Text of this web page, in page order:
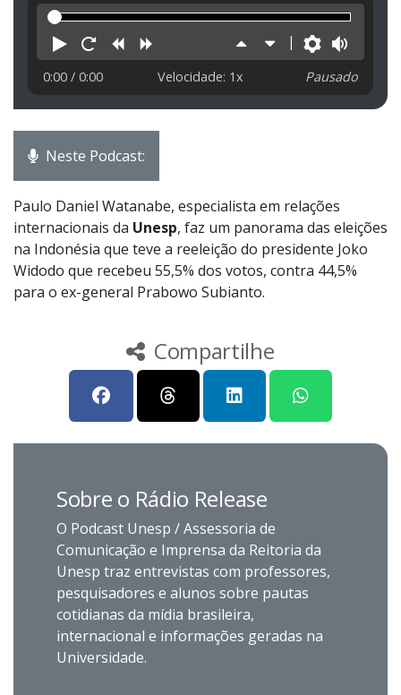
Reproduzir
ReiniciarRetroceder
Aumentar
velocidade
Diminuir
velocidade
0:00 / 0:00 Velocidade: 1x Pausado
Neste Podcast:
Paulo Daniel Watanabe, especialista em relações
internacionais da Unesp, faz um panorama das eleições
na Indonésia que teve a reeleição do presidente Joko
Widodo que recebeu 55,5% dos votos, contra 44,5%
para o ex-general Prabowo Subianto.
Compartilhe
Sobre o Rádio Release
O Podcast Unesp / Assessoria de
Comunicação e Imprensa da Reitoria da
Unesp traz entrevistas com professores,
pesquisadores e alunos sobre pautas
cotidianas da mídia brasileira,
internacional e informações geradas na
Universidade.